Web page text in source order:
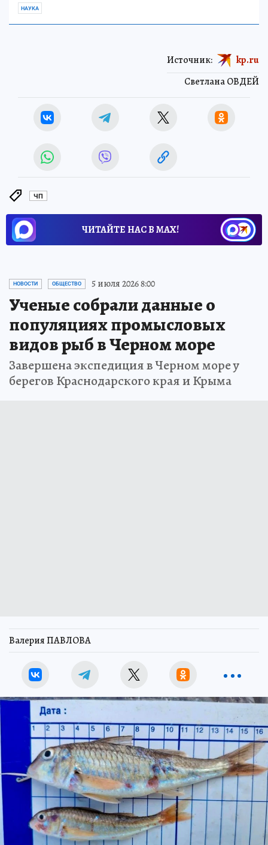
НАУКА
Светлана ОВДЕЙ
Источник: kp.ru
ЧП
ЧИТАЙТЕ НАС В МАХ!
НОВОСТИ ОБЩЕСТВО 5 июля 2026 8:00
Ученые собрали данные о
популяциях промысловых
видов рыб в Черном море
Завершена экспедиция в Черном море у
берегов Краснодарского края и Крыма
Валерия ПАВЛОВА